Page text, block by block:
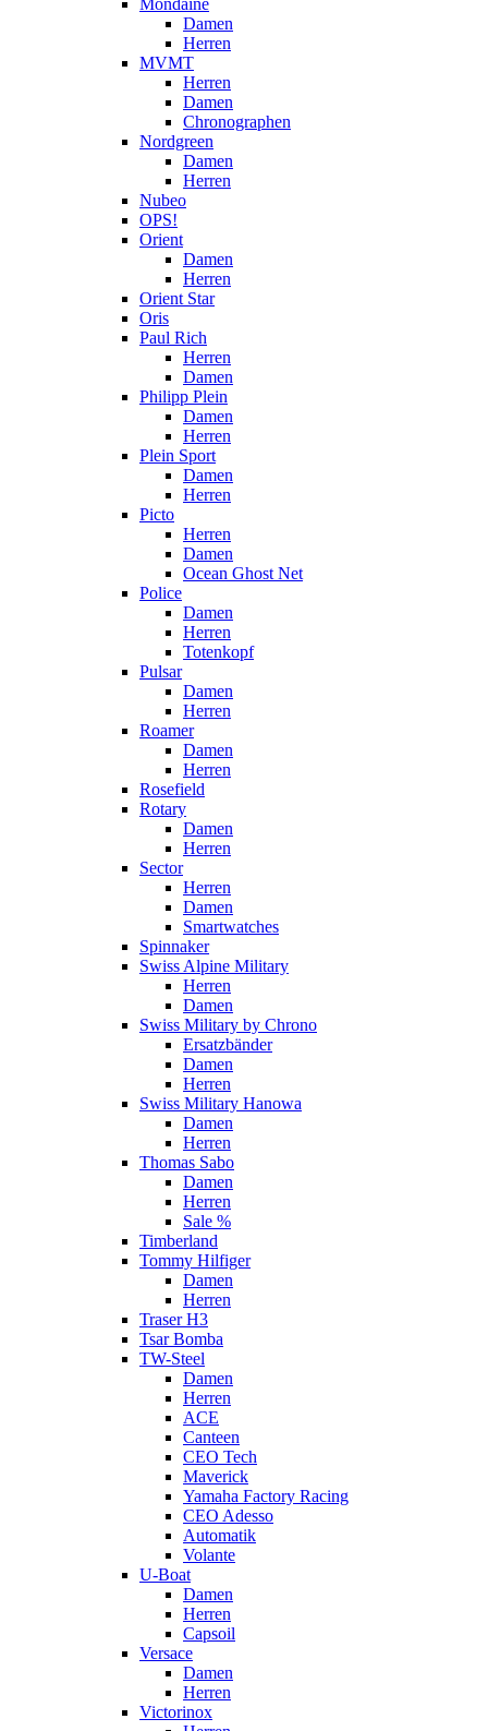
Mondaine
Damen
Herren
MVMT
Herren
Damen
Chronographen
Nordgreen
Damen
Herren
Nubeo
OPS!
Orient
Damen
Herren
Orient Star
Oris
Paul Rich
Herren
Damen
Philipp Plein
Damen
Herren
Plein Sport
Damen
Herren
Picto
Herren
Damen
Ocean Ghost Net
Police
Damen
Herren
Totenkopf
Pulsar
Damen
Herren
Roamer
Damen
Herren
Rosefield
Rotary
Damen
Herren
Sector
Herren
Damen
Smartwatches
Spinnaker
Swiss Alpine Military
Herren
Damen
Swiss Military by Chrono
Ersatzbänder
Damen
Herren
Swiss Military Hanowa
Damen
Herren
Thomas Sabo
Damen
Herren
Sale %
Timberland
Tommy Hilfiger
Damen
Herren
Traser H3
Tsar Bomba
TW-Steel
Damen
Herren
ACE
Canteen
CEO Tech
Maverick
Yamaha Factory Racing
CEO Adesso
Automatik
Volante
U-Boat
Damen
Herren
Capsoil
Versace
Damen
Herren
Victorinox